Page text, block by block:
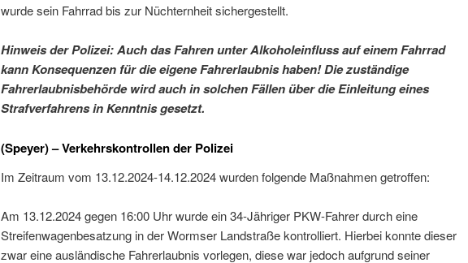
wurde sein Fahrrad bis zur Nüchternheit sichergestellt.
Hinweis der Polizei: Auch das Fahren unter Alkoholeinfluss auf einem Fahrrad
kann Konsequenzen für die eigene Fahrerlaubnis haben! Die zuständige
Fahrerlaubnisbehörde wird auch in solchen Fällen über die Einleitung eines
Strafverfahrens in Kenntnis gesetzt.
(Speyer) – Verkehrskontrollen der Polizei
Im Zeitraum vom 13.12.2024-14.12.2024 wurden folgende Maßnahmen getroffen:
Am 13.12.2024 gegen 16:00 Uhr wurde ein 34-Jähriger PKW-Fahrer durch eine
Streifenwagenbesatzung in der Wormser Landstraße kontrolliert. Hierbei konnte dieser
zwar eine ausländische Fahrerlaubnis vorlegen, diese war jedoch aufgrund seiner